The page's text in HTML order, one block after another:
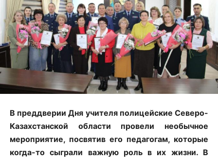
В преддверии Дня учителя полицейские Северо-
Казахстанской области провели необычное
мероприятие, посвятив его педагогам, которые
когда-то сыграли важную роль в их жизни. В